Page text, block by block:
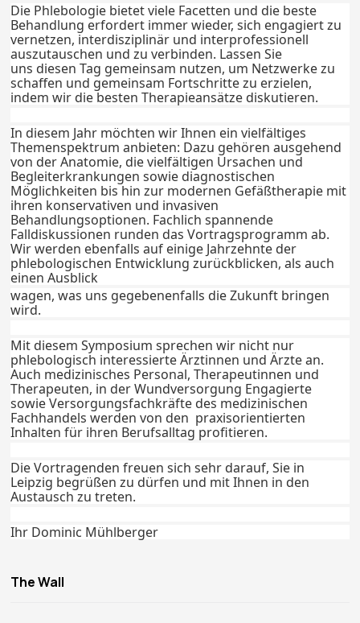
Die Phlebologie bietet viele Facetten und die beste
Behandlung erfordert immer wieder, sich engagiert zu
vernetzen, interdisziplinär und interprofessionell
auszutauschen und zu verbinden. Lassen Sie
uns diesen Tag gemeinsam nutzen, um Netzwerke zu
schaffen und gemeinsam Fortschritte zu erzielen,
indem wir die besten Therapieansätze diskutieren.
In diesem Jahr möchten wir Ihnen ein vielfältiges
Themenspektrum anbieten: Dazu gehören ausgehend
von der Anatomie, die vielfältigen Ursachen und
Begleiterkrankungen sowie diagnostischen
Möglichkeiten bis hin zur modernen Gefäßtherapie mit
ihren konservativen und invasiven
Behandlungsoptionen. Fachlich spannende
Falldiskussionen runden das Vortragsprogramm ab.
Wir werden ebenfalls auf einige Jahrzehnte der
phlebologischen Entwicklung zurückblicken, als auch
einen Ausblick
wagen, was uns gegebenenfalls die Zukunft bringen
wird.
Mit diesem Symposium sprechen wir nicht nur
phlebologisch interessierte Ärztinnen und Ärzte an.
Auch medizinisches Personal, Therapeutinnen und
Therapeuten, in der Wundversorgung Engagierte
sowie Versorgungsfachkräfte des medizinischen
Fachhandels werden von den praxisorientierten
Inhalten für ihren Berufsalltag profitieren.
Die Vortragenden freuen sich sehr darauf, Sie in
Leipzig begrüßen zu dürfen und mit Ihnen in den
Austausch zu treten.
Ihr Dominic Mühlberger
The Wall